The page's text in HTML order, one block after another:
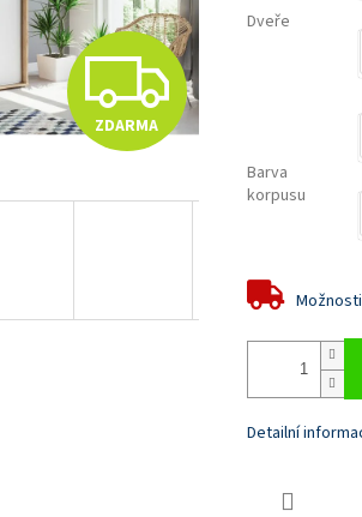
Z
D
R
ZDARMA
Dveře
Barva
korpusu
Detailní